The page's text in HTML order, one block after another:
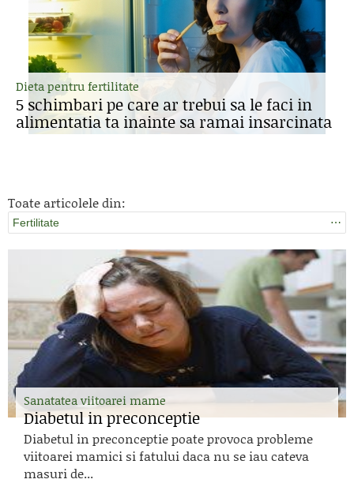
Dieta pentru fertilitate
5 schimbari pe care ar trebui sa le faci in
alimentatia ta inainte sa ramai insarcinata
Toate articolele din:
Fertilitate ⋯
Sanatatea viitoarei mame
Diabetul in preconceptie
Diabetul in preconceptie poate provoca probleme
viitoarei mamici si fatului daca nu se iau cateva
masuri de...